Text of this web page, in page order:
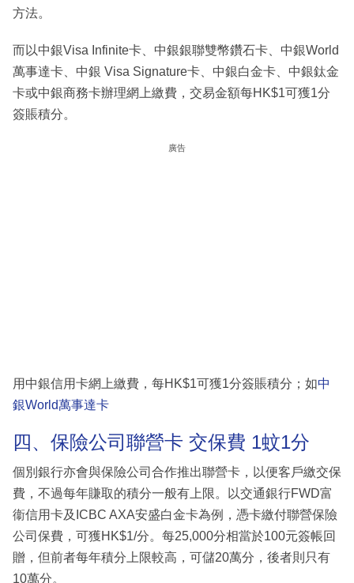
方法。
而以中銀Visa Infinite卡、中銀銀聯雙幣鑽石卡、中銀World
萬事達卡、中銀 Visa Signature卡、中銀白金卡、中銀鈦金
卡或中銀商務卡辦理網上繳費，交易金額每HK$1可獲1分
簽賬積分。
廣告
用中銀信用卡網上繳費，每HK$1可獲1分簽賬積分；如中
銀World萬事達卡
四、保險公司聯營卡 交保費 1蚊1分
個別銀行亦會與保險公司合作推出聯營卡，以便客戶繳交保
費，不過每年賺取的積分一般有上限。以交通銀行FWD富
衞信用卡及ICBC AXA安盛白金卡為例，憑卡繳付聯營保險
公司保費，可獲HK$1/分。每25,000分相當於100元簽帳回
贈，但前者每年積分上限較高，可儲20萬分，後者則只有
10萬分。